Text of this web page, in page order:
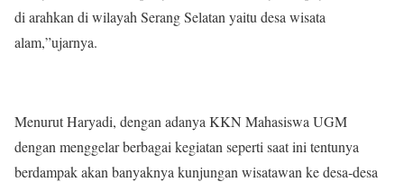
di arahkan di wilayah Serang Selatan yaitu desa wisata
alam,”ujarnya.
Menurut Haryadi, dengan adanya KKN Mahasiswa UGM
dengan menggelar berbagai kegiatan seperti saat ini tentunya
berdampak akan banyaknya kunjungan wisatawan ke desa-desa